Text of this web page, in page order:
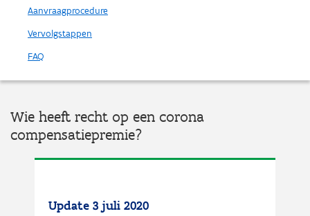
Aanvraagprocedure
Vervolgstappen
FAQ
Wie heeft recht op een corona
compensatiepremie?
Update 3 juli 2020